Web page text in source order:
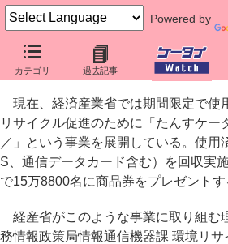
Powered by
カテゴリ 過去記事
「眠れる都市鉱山」発掘を目指す経産省
「たんすケータイあつめタイ＼(^o^)／」の
現在、経済産業省では期間限定で使
リサイクル促進のために「たんすケー
／」という事業を展開している。使用
S、通信データカード含む）を回収実
で15万8800名に商品券をプレゼントす
経産省がこのような事業に取り組む
務情報政策局情報通信機器課 環境リ